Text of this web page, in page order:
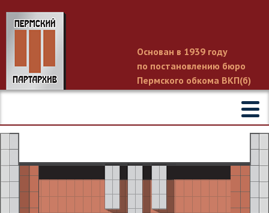
Основан в 1939 году
по постановлению бюро
Пермского обкома ВКП(б)